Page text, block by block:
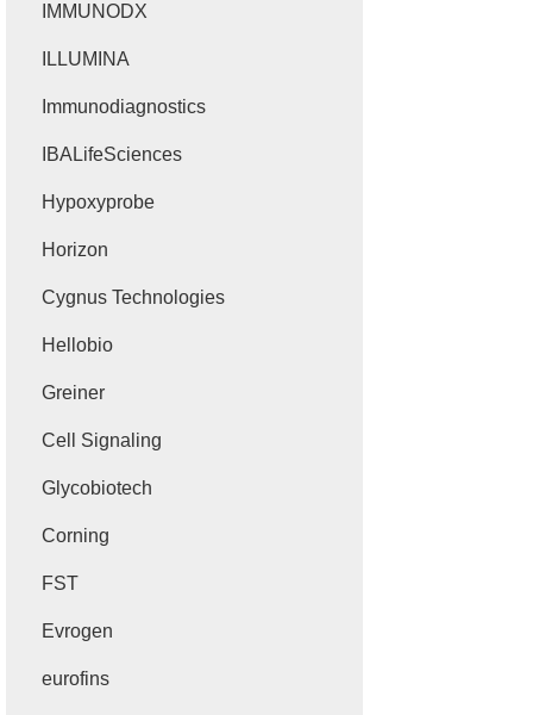
IMMUNODX
ILLUMINA
Immunodiagnostics
IBALifeSciences
Hypoxyprobe
Horizon
Cygnus Technologies
Hellobio
Greiner
Cell Signaling
Glycobiotech
Corning
FST
Evrogen
eurofins